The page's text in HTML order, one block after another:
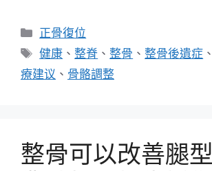
分
類
正骨復位
標
籤
健康 、整脊 、整骨 、整骨後遺症 、
療建议 、 骨骼調整
整骨可以改善腿